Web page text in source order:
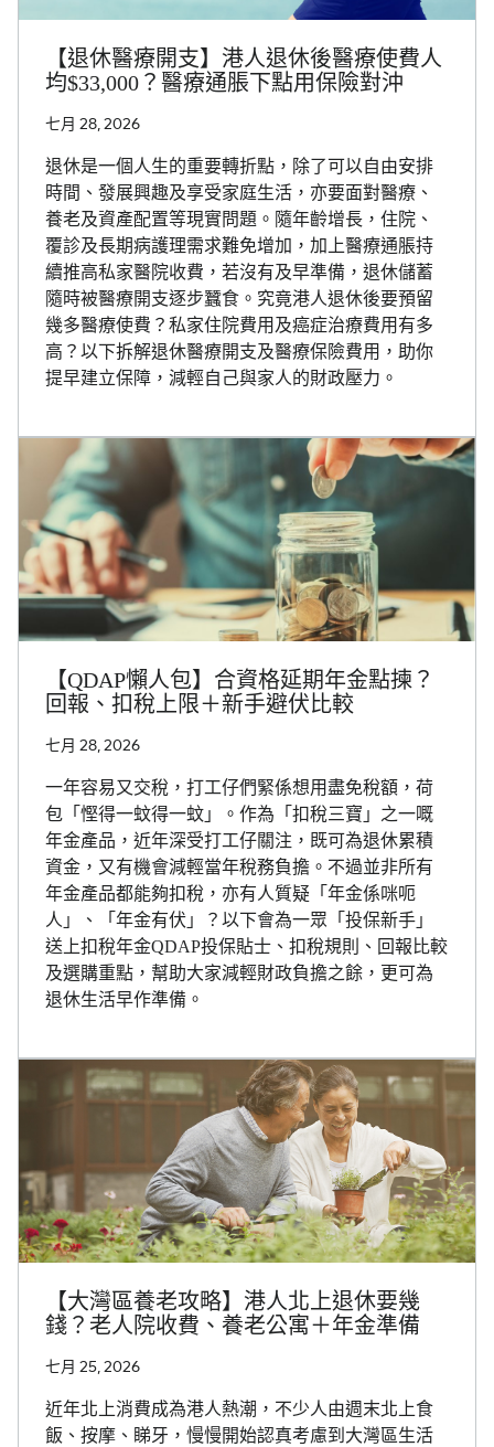
【退休醫療開支】港人退休後醫療使費人
均$33,000？醫療通脹下點用保險對沖
七月 28, 2026
退休是一個人生的重要轉折點，除了可以自由安排
時間、發展興趣及享受家庭生活，亦要面對醫療、
養老及資產配置等現實問題。隨年齡增長，住院、
覆診及長期病護理需求難免增加，加上醫療通脹持
續推高私家醫院收費，若沒有及早準備，退休儲蓄
隨時被醫療開支逐步蠶食。究竟港人退休後要預留
幾多醫療使費？私家住院費用及癌症治療費用有多
高？以下拆解退休醫療開支及醫療保險費用，助你
提早建立保障，減輕自己與家人的財政壓力。
【QDAP懶人包】合資格延期年金點揀？
回報、扣稅上限＋新手避伏比較
七月 28, 2026
一年容易又交稅，打工仔們緊係想用盡免稅額，荷
包「慳得一蚊得一蚊」。作為「扣稅三寶」之一嘅
年金產品，近年深受打工仔關注，既可為退休累積
資金，又有機會減輕當年稅務負擔。不過並非所有
年金產品都能夠扣稅，亦有人質疑「年金係咪呃
人」、「年金有伏」？以下會為一眾「投保新手」
送上扣稅年金QDAP投保貼士、扣稅規則、回報比較
及選購重點，幫助大家減輕財政負擔之餘，更可為
退休生活早作準備。
【大灣區養老攻略】港人北上退休要幾
錢？老人院收費、養老公寓＋年金準備
七月 25, 2026
近年北上消費成為港人熱潮，不少人由週末北上食
飯、按摩、睇牙，慢慢開始認真考慮到大灣區生活